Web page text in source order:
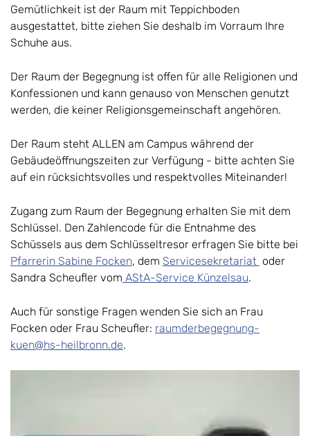
Gemütlichkeit ist der Raum mit Teppichboden
ausgestattet, bitte ziehen Sie deshalb im Vorraum Ihre
Schuhe aus.
Der Raum der Begegnung ist offen für alle Religionen und
Konfessionen und kann genauso von Menschen genutzt
werden, die keiner Religionsgemeinschaft angehören.
Der Raum steht ALLEN am Campus während der
Gebäudeöffnungszeiten zur Verfügung - bitte achten Sie
auf ein rücksichtsvolles und respektvolles Miteinander!
Zugang zum Raum der Begegnung erhalten Sie mit dem
Schlüssel. Den Zahlencode für die Entnahme des
Schüssels aus dem Schlüsseltresor erfragen Sie bitte bei
Pfarrerin Sabine Focken, dem Servicesekretariat oder
Sandra Scheufler vom AStA-Service Künzelsau.
Auch für sonstige Fragen wenden Sie sich an Frau
Focken oder Frau Scheufler: raumderbegegnung-
kuen@hs-heilbronn.de.